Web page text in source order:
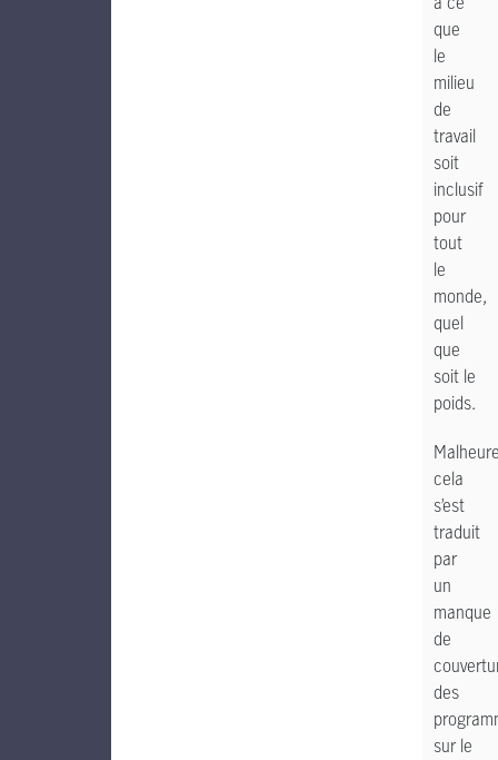
que
le
milieu
de
travail
soit
inclusif
pour
tout
le
monde,
quel
que
soit le
poids.
cela
s’est
traduit
par
un
manque
de
des
sur le